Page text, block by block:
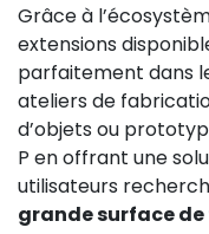
Grâce à
extensions
parfaitement dans
ateliers de
d’objets ou
P en offrant une
utilisateurs
grande surface